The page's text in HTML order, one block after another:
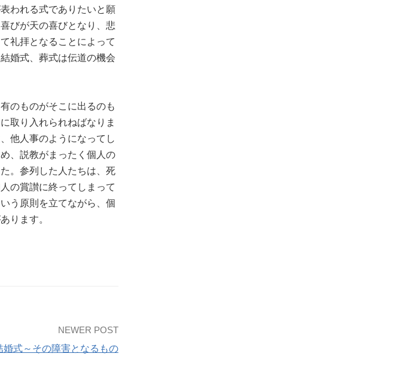
われる式でありたいと願
びが天の喜びとなり、悲
礼拝となることによって
婚式、葬式は伝道の機会
のものがそこに出るのも
取り入れられねばなりま
他人事のようになってし
、説教がまったく個人の
。参列した人たちは、死
の賞讃に終ってしまって
う原則を立てながら、個
ります。
NEWER POST
婚式～その障害となるもの